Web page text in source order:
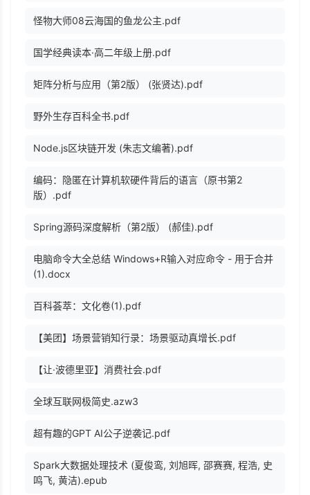
怪物大师08云海国的鱼龙公主.pdf
国学经典读本·高二年级上册.pdf
矩阵分析与应用（第2版） (张贤达).pdf
野外生存百科全书.pdf
Node.js区块链开发 (朱志文编著).pdf
编码：隐匿在计算机软硬件背后的语言（原书第2
版）.pdf
Spring源码深度解析（第2版） (郝佳).pdf
电脑命令大全总结 Windows+R输入对应命令 - 用于合并
(1).docx
百科荟萃：文化卷(1).pdf
【美团】场景营销知行录：场景驱动真增长.pdf
【让·波德里亚】消费社会.pdf
全球互联网极简史.azw3
超有趣的GPT AI公子逆袭记.pdf
Spark大数据处理技术 (夏俊鸾, 刘旭晖, 邵赛赛, 程浩, 史
鸣飞, 黄洁).epub